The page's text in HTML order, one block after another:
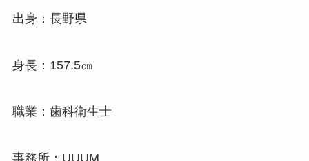
出身：長野県
身長：157.5㎝
職業：歯科衛生士